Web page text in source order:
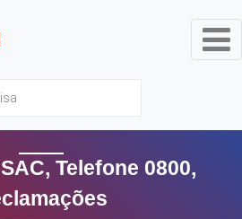
Sac0800Telefone
Telefone 0800,